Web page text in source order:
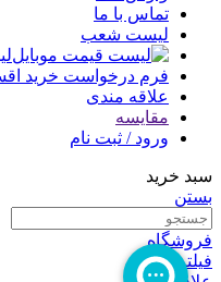
تماس با ما
لیست شعب
فرم درخواست خرید
علاقه مندی
مقایسه
ورود / ثبت نام
سبد خرید
بستن
فروشگاه
فیلترها